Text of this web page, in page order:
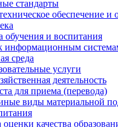
стандарты
обеспечение и
обучения и воспитания
информационным
среда
услуги
деятельность
для приема (перевода)
виды материальной
качества